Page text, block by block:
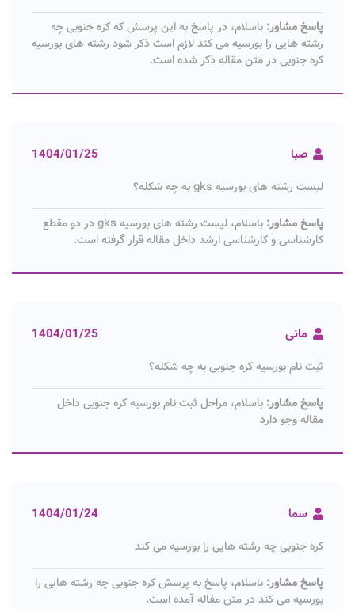
پاسخ مشاور: باسلام، در پاسخ به این پرسش که کره جنوبی چه
رشته هایی را بورسیه می کند لازم است ذکر شود رشته های بورسیه
کره جنوبی در متن مقاله ذکر شده است.
صبا 1404/01/25
لیست رشته های بورسیه gks به چه شکله؟
پاسخ مشاور:
باسلام، لیست رشته های بورسیه gks در دو مقطع
کارشناسی و کارشناسی ارشد داخل مقاله قرار گرفته است.
مانی 1404/01/25
ثبت نام بورسیه کره جنوبی به چه شکله؟
پاسخ مشاور: باسلام، مراحل ثبت نام بورسیه کره جنوبی داخل
مقاله وجو دارد
سما 1404/01/24
کره جنوبی چه رشته هایی را بورسیه می کند
پاسخ مشاور: باسلام، پاسخ به پرسش کره جنوبی چه رشته هایی را
بورسیه می کند در متن مقاله آمده است.